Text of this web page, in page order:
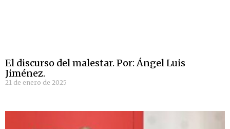
El discurso del malestar. Por: Ángel Luis
Jiménez.
21 de enero de 2025